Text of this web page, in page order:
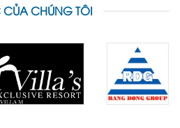
CHÚNG TÔI